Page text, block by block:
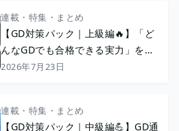
連載・特集・まとめ
【GD対策パック｜上級編🔥】「ど
んなGDでも合格できる実力」を身
につける 上級者向けイベント特集
2026年7月23日
連載・特集・まとめ
【GD対策パック｜中級編💪】GD通